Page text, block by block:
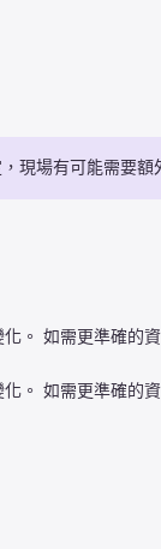
現場有可能需要額
。 如需更準確的
。 如需更準確的